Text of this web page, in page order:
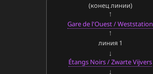
(конец линии)
Gare de l'Ouest / Weststation
линия 1
Étangs Noirs / Zwarte Vijvers